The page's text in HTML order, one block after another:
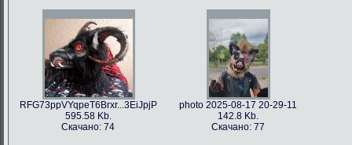
RFG73ppVYqpeT6Brxr...3EiJpjP
595.58 Kb.
Скачано: 74
photo 2025-08-17 20-29-11
142.8 Kb.
Скачано: 77